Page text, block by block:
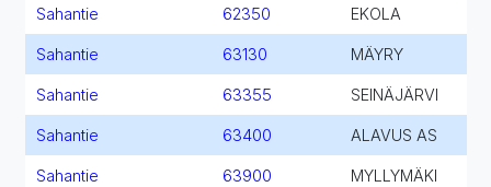
Sahantie 62350 EKOLA
Sahantie 63130 MÄYRY
Sahantie 63355 SEINÄJÄRVI
Sahantie 63400 ALAVUS AS
Sahantie 63900 MYLLYMÄKI